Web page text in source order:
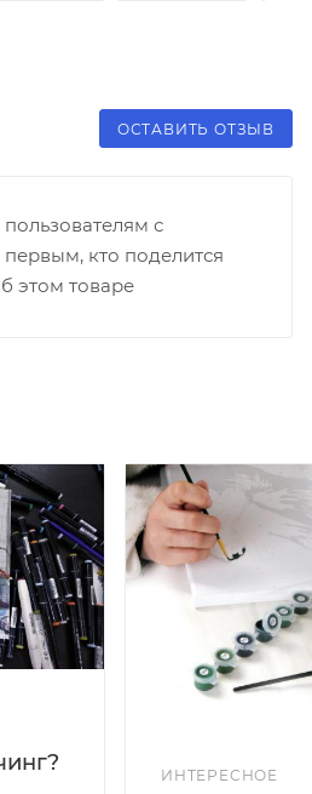
ОСТАВИТЬ ОТЗЫВ
с
кто поделится
этом товаре
ИНТЕРЕСНОЕ